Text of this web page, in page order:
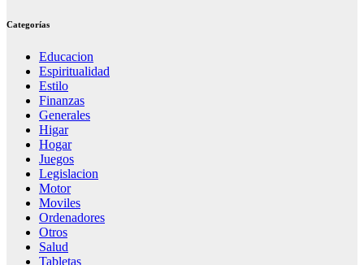
Categorías
Educacion
Espiritualidad
Estilo
Finanzas
Generales
Higar
Hogar
Juegos
Legislacion
Motor
Moviles
Ordenadores
Otros
Salud
Tabletas